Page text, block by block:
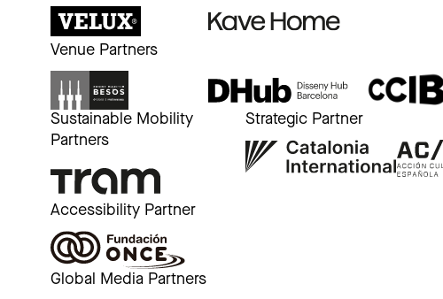
Venue Partners
Sustainable Mobility
Partners
Strategic Partner
Accessibility Partner
Global Media Partners